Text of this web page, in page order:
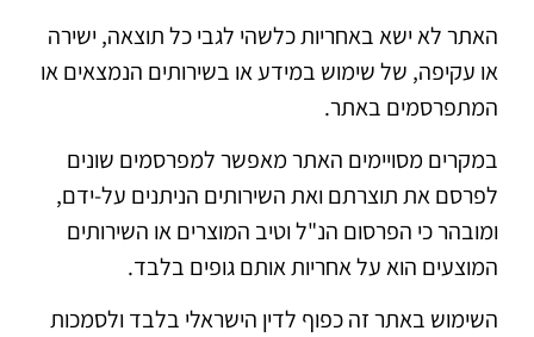
האתר לא ישא באחריות כלשהי לגבי כל תוצאה, ישירה
או עקיפה, של שימוש במידע או בשירותים הנמצאים או
המתפרסמים באתר.
במקרים מסויימים האתר מאפשר למפרסמים שונים
לפרסם את תוצרתם ואת השירותים הניתנים על-ידם,
ומובהר כי הפרסום הנ"ל וטיב המוצרים או השירותים
המוצעים הוא על אחריות אותם גופים בלבד.
השימוש באתר זה כפוף לדין הישראלי בלבד ולסמכות